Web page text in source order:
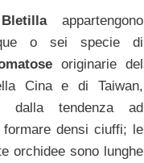
appartengono
o sei specie di
originarie del
Cina e di Taiwan,
dalla tendenza ad
densi ciuffi; le
orchidee sono lunghe